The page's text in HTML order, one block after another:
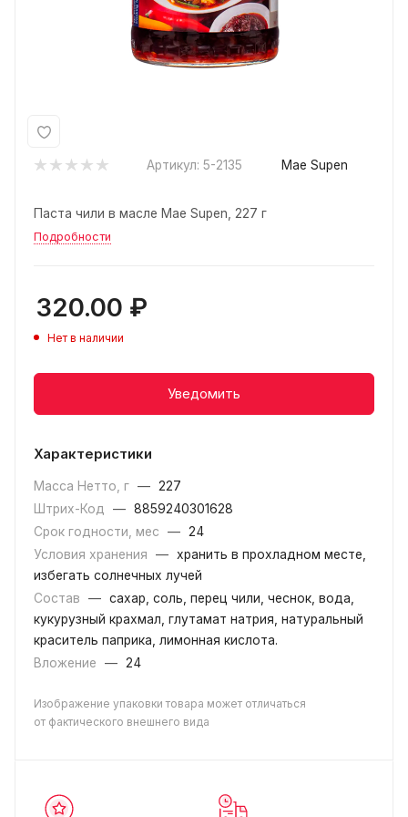
Артикул: 5-2135 Mae Supen
Паста чили в масле Mae Supen, 227 г
Подробности
320.00 ₽
Нет в наличии
Уведомить
Характеристики
Масса Нетто, г — 227
Штрих-Код
— 8859240301628
Срок годности, мес
— 24
Условия хранения
— хранить в прохладном месте,
избегать солнечных лучей
Состав
— сахар, соль, перец чили, чеснок, вода,
кукурузный крахмал, глутамат натрия, натуральный
краситель паприка, лимонная кислота.
Вложение
— 24
Изображение упаковки товара может отличаться
от фактического внешнего вида